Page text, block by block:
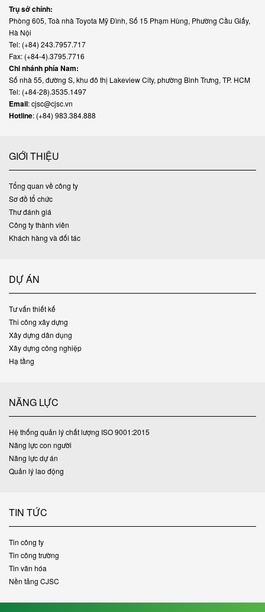
Trụ sở chính:
Phòng 605, Toà nhà Toyota Mỹ Đình, Số 15 Phạm Hùng, Phường Cầu Giấy,
Hà Nội
Tel: (+84) 243.7957.717
Fax: (+84-4).3795.7716
Chi nhánh phía Nam:
Số nhà 55, đường S, khu đô thị Lakeview City, phường Bình Trưng, TP. HCM
Tel: (+84-28).3535.1497
Email: cjsc@cjsc.vn
Hotline: (+84) 983.384.888
GIỚI THIỆU
Tổng quan về công ty
Sơ đồ tổ chức
Thư đánh giá
Công ty thành viên
Khách hàng và đối tác
DỰ ÁN
Tư vấn thiết kế
Thi công xây dựng
Xây dựng dân dụng
Xây dựng công nghiệp
Hạ tầng
NĂNG LỰC
Hệ thống quản lý chất lượng ISO 9001:2015
Năng lực con người
Năng lực dự án
Quản lý lao động
TIN TỨC
Tin công ty
Tin công trường
Tin văn hóa
Nền tảng CJSC